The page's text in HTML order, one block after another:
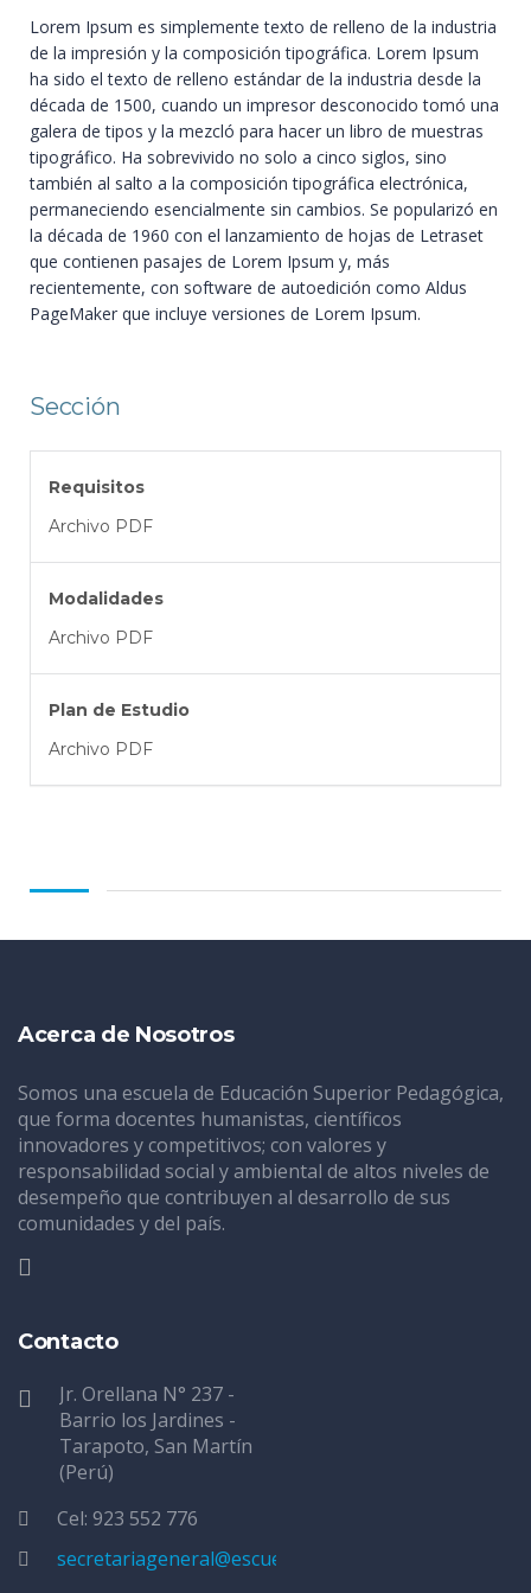
Lorem Ipsum es simplemente texto de relleno de la industria
de la impresión y la composición tipográfica. Lorem Ipsum
ha sido el texto de relleno estándar de la industria desde la
década de 1500, cuando un impresor desconocido tomó una
galera de tipos y la mezcló para hacer un libro de muestras
tipográfico. Ha sobrevivido no solo a cinco siglos, sino
también al salto a la composición tipográfica electrónica,
permaneciendo esencialmente sin cambios. Se popularizó en
la década de 1960 con el lanzamiento de hojas de Letraset
que contienen pasajes de Lorem Ipsum y, más
recientemente, con software de autoedición como Aldus
PageMaker que incluye versiones de Lorem Ipsum.
Sección
Requisitos
Archivo PDF
Modalidades
Archivo PDF
Plan de Estudio
Archivo PDF
Acerca de Nosotros
Somos una escuela de Educación Superior Pedagógica,
que forma docentes humanistas, científicos
innovadores y competitivos; con valores y
responsabilidad social y ambiental de altos niveles de
desempeño que contribuyen al desarrollo de sus
comunidades y del país.
Contacto
Jr. Orellana N° 237 -
Barrio los Jardines -
Tarapoto, San Martín
(Perú)
Cel: 923 552 776
secretariageneral@escuelatarapoto.edu.pe